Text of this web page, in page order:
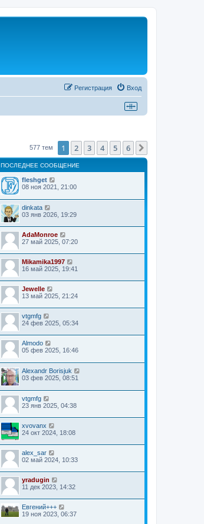
Вход
Регистрация
577 тем 1 2 3 4 5 6
ПОСЛЕДНЕЕ СООБЩЕНИЕ
fleshget
08 ноя 2021, 21:00
dinkata
03 янв 2026, 19:29
AdaMonroe
27 май 2025, 07:20
Mikamika1997
16 май 2025, 19:41
Jewelle
13 май 2025, 21:24
vtgmfg
24 фев 2025, 05:34
Almodo
05 фев 2025, 16:46
Alexandr Borisjuk
03 фев 2025, 08:51
vtgmfg
23 янв 2025, 04:38
xvovanx
24 окт 2024, 18:08
alex_sar
02 май 2024, 10:33
yradugin
11 дек 2023, 14:32
Евгений+++
19 ноя 2023, 06:37